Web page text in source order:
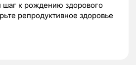
шаг к рождению здорового
репродуктивное здоровье